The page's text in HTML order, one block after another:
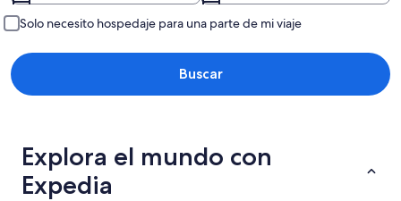
Solo necesito hospedaje para una parte de mi viaje
Buscar
Explora el mundo con
Expedia